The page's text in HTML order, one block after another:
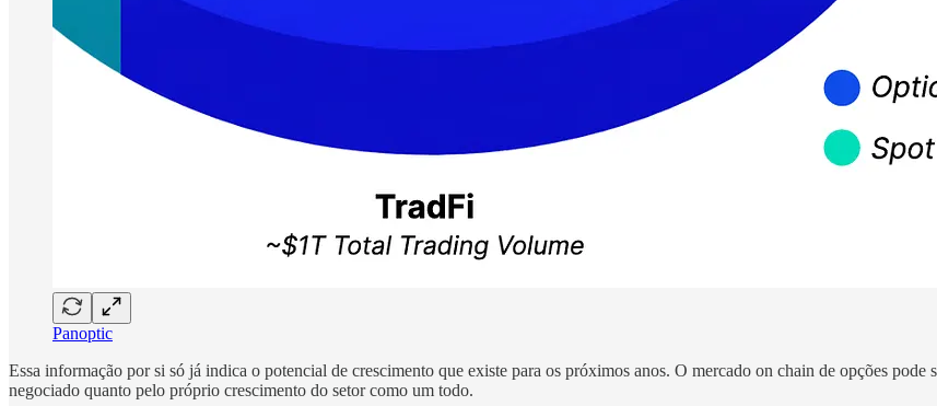
Panoptic
Essa informação por si só já indica o potencial de crescimento que existe para os próximos anos. O mercado on chain de opções
negociado quanto pelo próprio crescimento do setor como um todo.